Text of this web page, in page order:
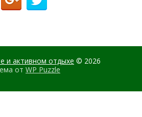
и активном отдыхе © 2026
от WP Puzzle